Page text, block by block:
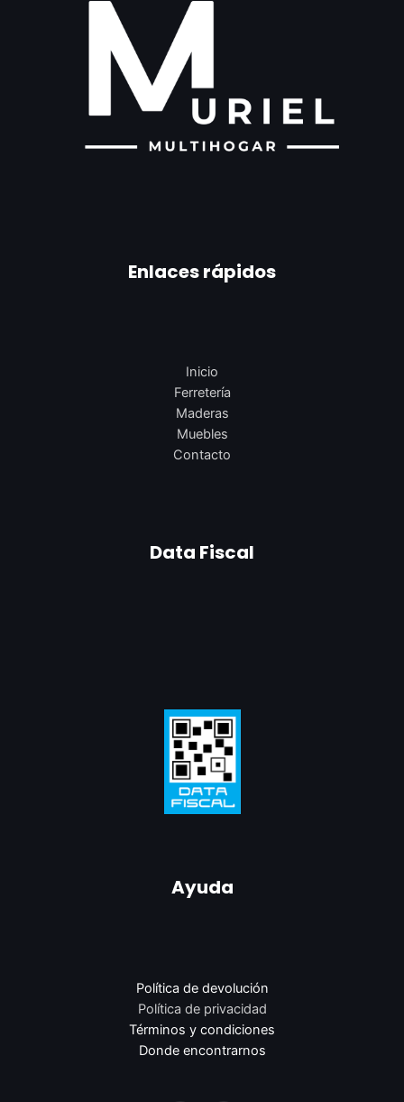
Enlaces rápidos
Inicio
Ferretería
Maderas
Muebles
Contacto
Data Fiscal
Ayuda
Política de devolución
Política de privacidad
Términos y condiciones
Donde encontrarnos